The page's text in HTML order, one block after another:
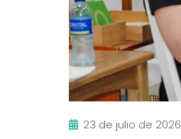
23 de julio de 2026